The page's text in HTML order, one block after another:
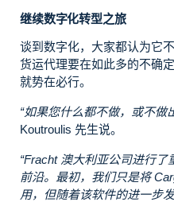
继续数字化转型之旅
谈到数字化，大家都认为它
货运代理要在如此多的不确
就势在必行。
“如果您什么都不做，或不做
Koutroulis 先生说。
“Fracht 澳大利亚公司进行
前沿。
最初，我们只是将
用，但随着该软件的进一步